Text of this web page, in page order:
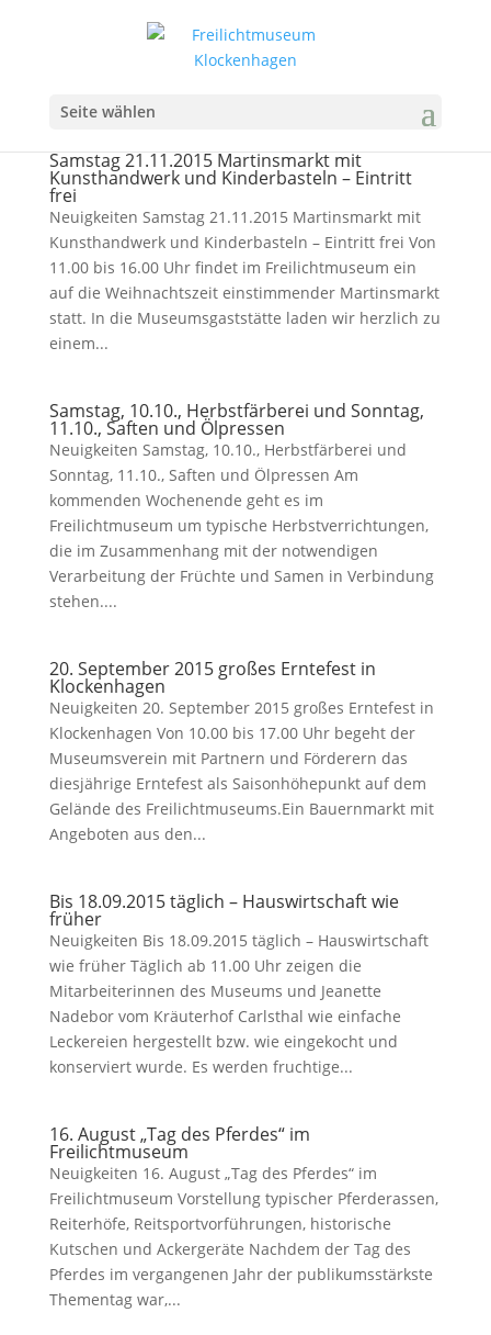
Seite wählen
Samstag 21.11.2015 Martinsmarkt mit
Kunsthandwerk und Kinderbasteln – Eintritt
frei
Neuigkeiten Samstag 21.11.2015 Martinsmarkt mit
Kunsthandwerk und Kinderbasteln – Eintritt frei Von
11.00 bis 16.00 Uhr findet im Freilichtmuseum ein
auf die Weihnachtszeit einstimmender Martinsmarkt
statt. In die Museumsgaststätte laden wir herzlich zu
einem...
Samstag, 10.10., Herbstfärberei und Sonntag,
11.10., Saften und Ölpressen
Neuigkeiten Samstag, 10.10., Herbstfärberei und
Sonntag, 11.10., Saften und Ölpressen Am
kommenden Wochenende geht es im
Freilichtmuseum um typische Herbstverrichtungen,
die im Zusammenhang mit der notwendigen
Verarbeitung der Früchte und Samen in Verbindung
stehen....
20. September 2015 großes Erntefest in
Klockenhagen
Neuigkeiten 20. September 2015 großes Erntefest in
Klockenhagen Von 10.00 bis 17.00 Uhr begeht der
Museumsverein mit Partnern und Förderern das
diesjährige Erntefest als Saisonhöhepunkt auf dem
Gelände des Freilichtmuseums.Ein Bauernmarkt mit
Angeboten aus den...
Bis 18.09.2015 täglich – Hauswirtschaft wie
früher
Neuigkeiten Bis 18.09.2015 täglich – Hauswirtschaft
wie früher Täglich ab 11.00 Uhr zeigen die
Mitarbeiterinnen des Museums und Jeanette
Nadebor vom Kräuterhof Carlsthal wie einfache
Leckereien hergestellt bzw. wie eingekocht und
konserviert wurde. Es werden fruchtige...
16. August „Tag des Pferdes“ im
Freilichtmuseum
Neuigkeiten 16. August „Tag des Pferdes“ im
Freilichtmuseum Vorstellung typischer Pferderassen,
Reiterhöfe, Reitsportvorführungen, historische
Kutschen und Ackergeräte Nachdem der Tag des
Pferdes im vergangenen Jahr der publikumsstärkste
Thementag war,...